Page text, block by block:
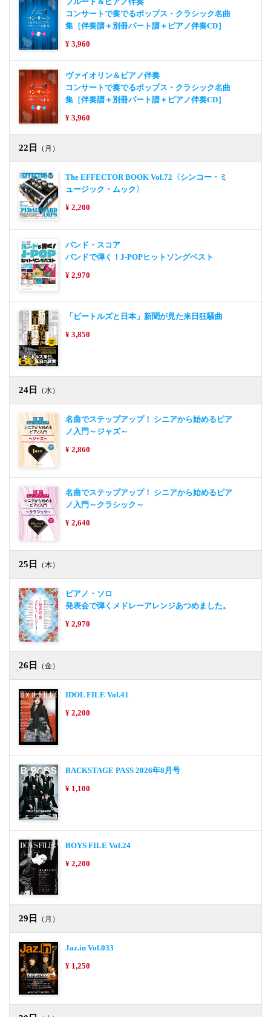
コンサートで奏でるポップス・クラシック名曲
集［伴奏譜＋別冊パート譜＋ピアノ伴奏CD］
¥ 3,960
ヴァイオリン＆ピアノ伴奏
コンサートで奏でるポップス・クラシック名曲
集［伴奏譜＋別冊パート譜＋ピアノ伴奏CD］
¥ 3,960
22日 （月）
The EFFECTOR BOOK Vol.72〈シンコー・ミ
ュージック・ムック〉
¥ 2,200
バンド・スコア
バンドで弾く！J-POPヒットソングベスト
¥ 2,970
「ビートルズと日本」新聞が見た来日狂騒曲
¥ 3,850
24日 （水）
名曲でステップアップ！ シニアから始めるピア
ノ入門～ジャズ～
¥ 2,860
名曲でステップアップ！ シニアから始めるピア
ノ入門～クラシック～
¥ 2,640
25日 （木）
ピアノ・ソロ
発表会で弾くメドレーアレンジあつめました。
¥ 2,970
26日 （金）
IDOL FILE Vol.41
¥ 2,200
BACKSTAGE PASS 2026年8月号
¥ 1,100
BOYS FILE Vol.24
¥ 2,200
29日 （月）
Jaz.in Vol.033
¥ 1,250